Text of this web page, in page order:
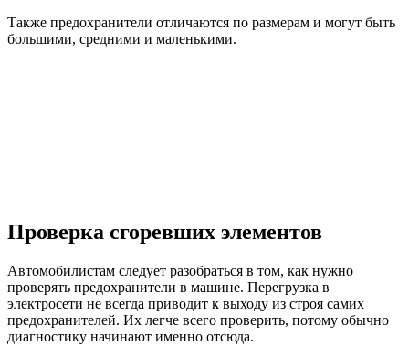
Также предохранители отличаются по размерам и могут быть
большими, средними и маленькими.
Проверка сгоревших элементов
Автомобилистам следует разобраться в том, как нужно
проверять предохранители в машине. Перегрузка в
электросети не всегда приводит к выходу из строя самих
предохранителей. Их легче всего проверить, потому обычно
диагностику начинают именно отсюда.